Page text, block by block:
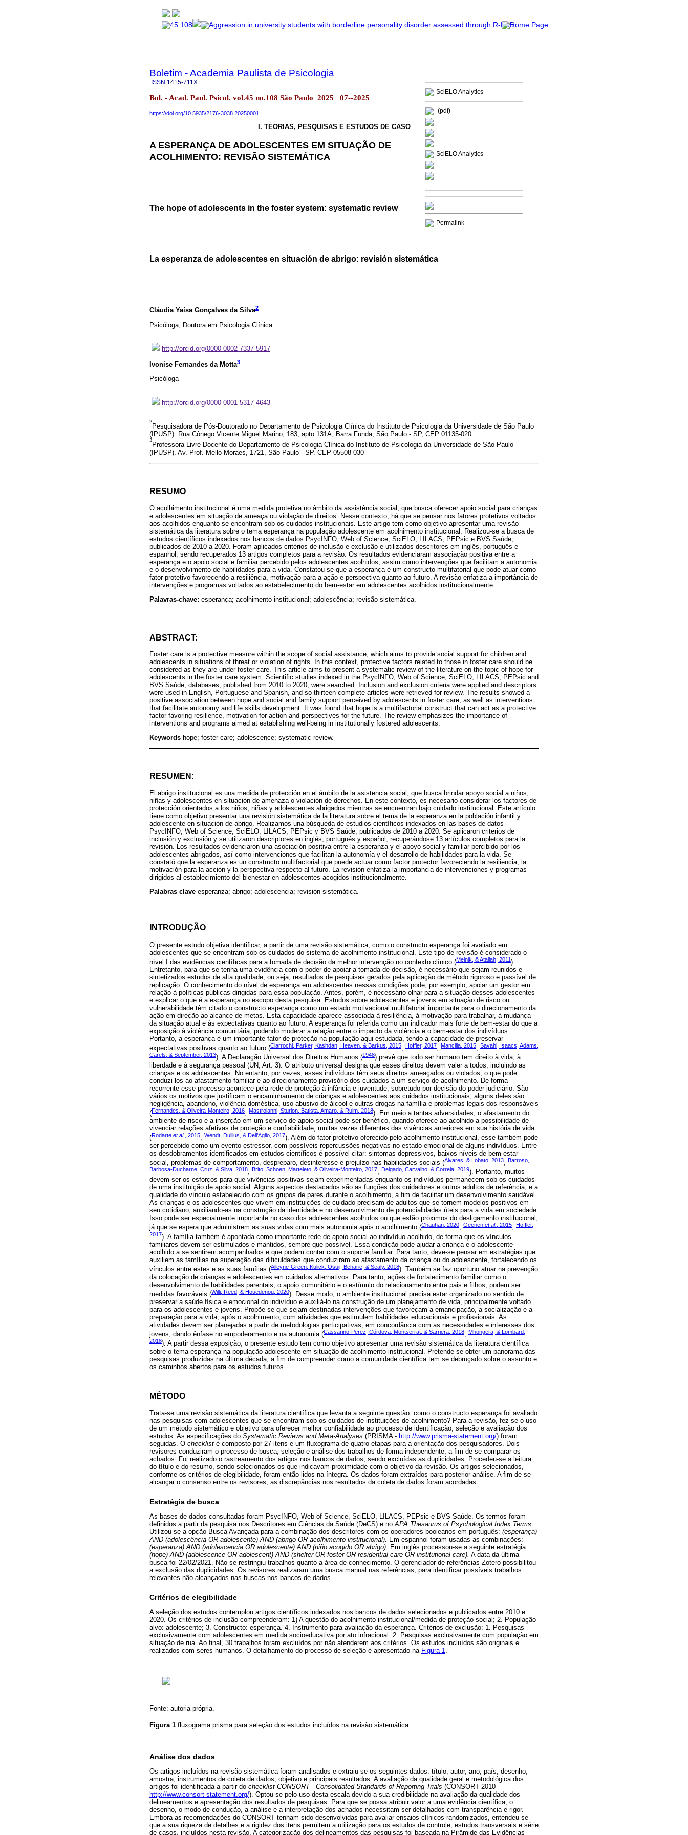
SciELO Analytics
(pdf)
SciELO Analytics
Permalink
Boletim - Academia Paulista de Psicologia
ISSN 1415-711X
Bol. - Acad. Paul. Psicol. vol.45 no.108 São Paulo 2025 07--2025
https://doi.org/10.5935/2176-3038.20250001
I. TEORIAS, PESQUISAS E ESTUDOS DE CASO
A ESPERANÇA DE ADOLESCENTES EM SITUAÇÃO DE
ACOLHIMENTO: REVISÃO SISTEMÁTICA
The hope of adolescents in the foster system: systematic review
La esperanza de adolescentes en situación de abrigo: revisión sistemática
Cláudia Yaísa Gonçalves da Silva2
Psicóloga, Doutora em Psicologia Clínica
http://orcid.org/0000-0002-7337-5917
Ivonise Fernandes da Motta3
Psicóloga
http://orcid.org/0000-0001-5317-4643
2
Pesquisadora de Pós-Doutorado no Departamento de Psicologia Clínica do Instituto de Psicologia da Universidade de São Paulo
(IPUSP). Rua Cônego Vicente Miguel Marino, 183, apto 131A, Barra Funda, São Paulo - SP, CEP 01135-020
3
Professora Livre Docente do Departamento de Psicologia Clínica do Instituto de Psicologia da Universidade de São Paulo
(IPUSP). Av. Prof. Mello Moraes, 1721, São Paulo - SP. CEP 05508-030
RESUMO
O acolhimento institucional é uma medida protetiva no âmbito da assistência social, que busca oferecer apoio social para crianças
e adolescentes em situação de ameaça ou violação de direitos. Nesse contexto, há que se pensar nos fatores protetivos voltados
aos acolhidos enquanto se encontram sob os cuidados institucionais. Este artigo tem como objetivo apresentar uma revisão
sistemática da literatura sobre o tema esperança na população adolescente em acolhimento institucional. Realizou-se a busca de
estudos científicos indexados nos bancos de dados PsycINFO, Web of Science, SciELO, LILACS, PEPsic e BVS Saúde,
publicados de 2010 a 2020. Foram aplicados critérios de inclusão e exclusão e utilizados descritores em inglês, português e
espanhol, sendo recuperados 13 artigos completos para a revisão. Os resultados evidenciaram associação positiva entre a
esperança e o apoio social e familiar percebido pelos adolescentes acolhidos, assim como intervenções que facilitam a autonomia
e o desenvolvimento de habilidades para a vida. Constatou-se que a esperança é um constructo multifatorial que pode atuar como
fator protetivo favorecendo a resiliência, motivação para a ação e perspectiva quanto ao futuro. A revisão enfatiza a importância de
intervenções e programas voltados ao estabelecimento do bem-estar em adolescentes acolhidos institucionalmente.
Palavras-chave: esperança; acolhimento institucional; adolescência; revisão sistemática.
ABSTRACT:
Foster care is a protective measure within the scope of social assistance, which aims to provide social support for children and
adolescents in situations of threat or violation of rights. In this context, protective factors related to those in foster care should be
considered as they are under foster care. This article aims to present a systematic review of the literature on the topic of hope for
adolescents in the foster care system. Scientific studies indexed in the PsycINFO, Web of Science, SciELO, LILACS, PEPsic and
BVS Saúde, databases, published from 2010 to 2020, were searched. Inclusion and exclusion criteria were applied and descriptors
were used in English, Portuguese and Spanish, and so thirteen complete articles were retrieved for review. The results showed a
positive association between hope and social and family support perceived by adolescents in foster care, as well as interventions
that facilitate autonomy and life skills development. It was found that hope is a multifactorial construct that can act as a protective
factor favoring resilience, motivation for action and perspectives for the future. The review emphasizes the importance of
interventions and programs aimed at establishing well-being in institutionally fostered adolescents.
Keywords hope; foster care; adolescence; systematic review.
RESUMEN:
El abrigo institucional es una medida de protección en el ámbito de la asistencia social, que busca brindar apoyo social a niños,
niñas y adolescentes en situación de amenaza o violación de derechos. En este contexto, es necesario considerar los factores de
protección orientados a los niños, niñas y adolescentes abrigados mientras se encuentran bajo cuidado institucional. Este artículo
tiene como objetivo presentar una revisión sistemática de la literatura sobre el tema de la esperanza en la población infantil y
adolescente en situación de abrigo. Realizamos una búsqueda de estudios científicos indexados en las bases de datos
PsycINFO, Web of Science, SciELO, LILACS, PEPsic y BVS Saúde, publicados de 2010 a 2020. Se aplicaron criterios de
inclusión y exclusión y se utilizaron descriptores en inglés, portugués y español, recuperándose 13 artículos completos para la
revisión. Los resultados evidenciaron una asociación positiva entre la esperanza y el apoyo social y familiar percibido por los
adolescentes abrigados, así como intervenciones que facilitan la autonomía y el desarrollo de habilidades para la vida. Se
constató que la esperanza es un constructo multifactorial que puede actuar como factor protector favoreciendo la resiliencia, la
motivación para la acción y la perspectiva respecto al futuro. La revisión enfatiza la importancia de intervenciones y programas
dirigidos al establecimiento del bienestar en adolescentes acogidos institucionalmente.
Palabras clave esperanza; abrigo; adolescencia; revisión sistemática.
INTRODUÇÃO
O presente estudo objetiva identificar, a partir de uma revisão sistemática, como o constructo esperança foi avaliado em
adolescentes que se encontram sob os cuidados do sistema de acolhimento institucional. Este tipo de revisão é considerado o
nível I das evidências científicas para a tomada de decisão da melhor intervenção no contexto clínico (Melnik, & Atallah, 2011).
Entretanto, para que se tenha uma evidência com o poder de apoiar a tomada de decisão, é necessário que sejam reunidos e
sintetizados estudos de alta qualidade, ou seja, resultados de pesquisas gerados pela aplicação de método rigoroso e passível de
replicação. O conhecimento do nível de esperança em adolescentes nessas condições pode, por exemplo, apoiar um gestor em
relação à políticas públicas dirigidas para essa população. Antes, porém, é necessário olhar para a situação desses adolescentes
e explicar o que é a esperança no escopo desta pesquisa. Estudos sobre adolescentes e jovens em situação de risco ou
vulnerabilidade têm citado o constructo esperança como um estado motivacional multifatorial importante para o direcionamento da
ação em direção ao alcance de metas. Esta capacidade aparece associada à resiliência, à motivação para trabalhar, à mudança
da situação atual e às expectativas quanto ao futuro. A esperança foi referida como um indicador mais forte de bem-estar do que a
exposição à violência comunitária, podendo moderar a relação entre o impacto da violência e o bem-estar dos indivíduos.
Portanto, a esperança é um importante fator de proteção na população aqui estudada, tendo a capacidade de preservar
expectativas positivas quanto ao futuro (Ciarrochi, Parker, Kashdan, Heaven, & Barkus, 2015, Hoffler, 2017, Mancilla, 2015, Savahl, Isaacs, Adams,
Carels, & September, 2013). A Declaração Universal dos Direitos Humanos (1948) prevê que todo ser humano tem direito à vida, à
liberdade e à segurança pessoal (UN, Art. 3). O atributo universal designa que esses direitos devem valer a todos, incluindo as
crianças e os adolescentes. No entanto, por vezes, esses indivíduos têm seus direitos ameaçados ou violados, o que pode
conduzi-los ao afastamento familiar e ao direcionamento provisório dos cuidados a um serviço de acolhimento. De forma
recorrente esse processo acontece pela rede de proteção à infância e juventude, sobretudo por decisão do poder judiciário. São
vários os motivos que justificam o encaminhamento de crianças e adolescentes aos cuidados institucionais, alguns deles são:
negligência, abandono, violência doméstica, uso abusivo de álcool e outras drogas na família e problemas legais dos responsáveis
(Fernandes, & Oliveira-Monteiro, 2016, Mastroianni, Sturion, Batista, Amaro, & Ruim, 2018). Em meio a tantas adversidades, o afastamento do
ambiente de risco e a inserção em um serviço de apoio social pode ser benéfico, quando oferece ao acolhido a possibilidade de
vivenciar relações afetivas de proteção e confiabilidade, muitas vezes diferentes das vivências anteriores em sua história de vida
(Rodarte et al. , 2015, Wendt, Dullius, & Dell’Aglio, 2017). Além do fator protetivo oferecido pelo acolhimento institucional, esse também pode
ser percebido como um evento estressor, com possíveis repercussões negativas no estado emocional de alguns indivíduos. Entre
os desdobramentos identificados em estudos científicos é possível citar: sintomas depressivos, baixos níveis de bem-estar
social, problemas de comportamento, despreparo, desinteresse e prejuízo nas habilidades sociais (Álvares, & Lobato, 2013, Barroso,
Barbosa-Ducharne, Cruz, & Silva, 2018, Brito, Schoen, Marteleto, & Oliveira-Monteiro, 2017, Delgado, Carvalho, & Correia, 2019). Portanto, muitos
devem ser os esforços para que vivências positivas sejam experimentadas enquanto os indivíduos permanecem sob os cuidados
de uma instituição de apoio social. Alguns aspectos destacados são as funções dos cuidadores e outros adultos de referência, e a
qualidade do vínculo estabelecido com os grupos de pares durante o acolhimento, a fim de facilitar um desenvolvimento saudável.
As crianças e os adolescentes que vivem em instituições de cuidado precisam de adultos que se tornem modelos positivos em
seu cotidiano, auxiliando-as na construção da identidade e no desenvolvimento de potencialidades úteis para a vida em sociedade.
Isso pode ser especialmente importante no caso dos adolescentes acolhidos ou que estão próximos do desligamento institucional,
já que se espera que administrem as suas vidas com mais autonomia após o acolhimento (Chauhan, 2020, Geenen et al. , 2015, Hoffler,
2017). A família também é apontada como importante rede de apoio social ao indivíduo acolhido, de forma que os vínculos
familiares devem ser estimulados e mantidos, sempre que possível. Essa condição pode ajudar a criança e o adolescente
acolhido a se sentirem acompanhados e que podem contar com o suporte familiar. Para tanto, deve-se pensar em estratégias que
auxiliem as famílias na superação das dificuldades que conduziram ao afastamento da criança ou do adolescente, fortalecendo os
vínculos entre estes e as suas famílias (Alleyne-Green, Kulick, Osuji, Beharie, & Sealy, 2018). Também se faz oportuno atuar na prevenção
da colocação de crianças e adolescentes em cuidados alternativos. Para tanto, ações de fortalecimento familiar como o
desenvolvimento de habilidades parentais, o apoio comunitário e o estímulo do relacionamento entre pais e filhos, podem ser
medidas favoráveis (Willi, Reed, & Houedenou, 2020). Desse modo, o ambiente institucional precisa estar organizado no sentido de
preservar a saúde física e emocional do indivíduo e auxiliá-lo na construção de um planejamento de vida, principalmente voltado
para os adolescentes e jovens. Propõe-se que sejam destinadas intervenções que favoreçam a emancipação, a socialização e a
preparação para a vida, após o acolhimento, com atividades que estimulem habilidades educacionais e profissionais. As
atividades devem ser planejadas a partir de metodologias participativas, em concordância com as necessidades e interesses dos
jovens, dando ênfase no empoderamento e na autonomia (Cassarino-Perez, Córdova, Montserrat, & Sarriera, 2018, Mhongera, & Lombard,
2018). A partir dessa exposição, o presente estudo tem como objetivo apresentar uma revisão sistemática da literatura científica
sobre o tema esperança na população adolescente em situação de acolhimento institucional. Pretende-se obter um panorama das
pesquisas produzidas na última década, a fim de compreender como a comunidade científica tem se debruçado sobre o assunto e
os caminhos abertos para os estudos futuros.
MÉTODO
Trata-se uma revisão sistemática da literatura científica que levanta a seguinte questão: como o constructo esperança foi avaliado
nas pesquisas com adolescentes que se encontram sob os cuidados de instituições de acolhimento? Para a revisão, fez-se o uso
de um método sistemático e objetivo para oferecer melhor confiabilidade ao processo de identificação, seleção e avaliação dos
estudos. As especificações do Systematic Reviews and Meta-Analyses (PRISMA - http://www.prisma-statement.org/) foram
seguidas. O checklist é composto por 27 itens e um fluxograma de quatro etapas para a orientação dos pesquisadores. Dois
revisores conduziram o processo de busca, seleção e análise dos trabalhos de forma independente, a fim de se comparar os
achados. Foi realizado o rastreamento dos artigos nos bancos de dados, sendo excluídas as duplicidades. Procedeu-se a leitura
do título e do resumo, sendo selecionados os que indicavam proximidade com o objetivo da revisão. Os artigos selecionados,
conforme os critérios de elegibilidade, foram então lidos na íntegra. Os dados foram extraídos para posterior análise. A fim de se
alcançar o consenso entre os revisores, as discrepâncias nos resultados da coleta de dados foram acordadas.
Estratégia de busca
As bases de dados consultadas foram PsycINFO, Web of Science, SciELO, LILACS, PEPsic e BVS Saúde. Os termos foram
definidos a partir da pesquisa nos Descritores em Ciências da Saúde (DeCS) e noAPA Thesaurus of Psychological Index Terms.
Utilizou-se a opção Busca Avançada para a combinação dos descritores com os operadores booleanos em português: (esperança)
AND (adolescência OR adolescente) AND (abrigo OR acolhimento institucional). Em espanhol foram usadas as combinações:
(esperanza) AND (adolescencia OR adolescente) AND (niño acogido OR abrigo). Em inglês processou-se a seguinte estratégia:
(hope) AND (adolescence OR adolescent) AND (shelter OR foster OR residential care OR institutional care). A data da última
busca foi 22/02/2021. Não se restringiu trabalhos quanto a área de conhecimento. O gerenciador de referências Zotero possibilitou
a exclusão das duplicidades. Os revisores realizaram uma busca manual nas referências, para identificar possíveis trabalhos
relevantes não alcançados nas buscas nos bancos de dados.
Critérios de elegibilidade
A seleção dos estudos contemplou artigos científicos indexados nos bancos de dados selecionados e publicados entre 2010 e
2020. Os critérios de inclusão compreenderam: 1) A questão do acolhimento institucional/medida de proteção social; 2. População-
alvo: adolescente; 3. Constructo: esperança. 4. Instrumento para avaliação da esperança. Critérios de exclusão: 1. Pesquisas
exclusivamente com adolescentes em medida socioeducativa por ato infracional. 2. Pesquisas exclusivamente com população em
situação de rua. Ao final, 30 trabalhos foram excluídos por não atenderem aos critérios. Os estudos incluídos são originais e
realizados com seres humanos. O detalhamento do processo de seleção é apresentado na Figura 1.
Fonte: autoria própria.
Figura 1 fluxograma prisma para seleção dos estudos incluídos na revisão sistemática.
Análise dos dados
Os artigos incluídos na revisão sistemática foram analisados e extraiu-se os seguintes dados: título, autor, ano, país, desenho,
amostra, instrumentos de coleta de dados, objetivo e principais resultados. A avaliação da qualidade geral e metodológica dos
artigos foi identificada a partir do checklist CONSORT - Consolidated Standards of Reporting Trials (CONSORT 2010
http://www.consort-statement.org/). Optou-se pelo uso desta escala devido a sua credibilidade na avaliação da qualidade dos
delineamentos e apresentação dos resultados de pesquisas. Para que se possa atribuir valor a uma evidência científica, o
desenho, o modo de condução, a análise e a interpretação dos achados necessitam ser detalhados com transparência e rigor.
Embora as recomendações do CONSORT tenham sido desenvolvidas para avaliar ensaios clínicos randomizados, entendeu-se
que a sua riqueza de detalhes e a rigidez dos itens permitem a utilização para os estudos de controle, estudos transversais e série
de casos, incluídos nesta revisão. A categorização dos delineamentos das pesquisas foi baseada na Pirâmide das Evidências